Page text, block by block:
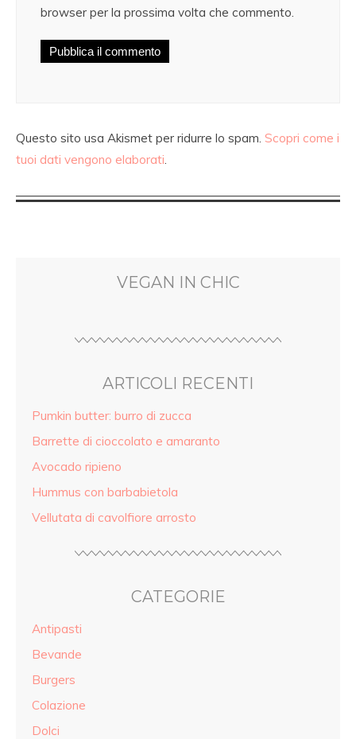
browser per la prossima volta che commento.
Questo sito usa Akismet per ridurre lo spam. Scopri come i
tuoi dati vengono elaborati.
VEGAN IN CHIC
ARTICOLI RECENTI
Pumkin butter: burro di zucca
Barrette di cioccolato e amaranto
Avocado ripieno
Hummus con barbabietola
Vellutata di cavolfiore arrosto
CATEGORIE
Antipasti
Bevande
Burgers
Colazione
Dolci